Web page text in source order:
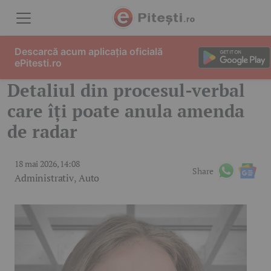
Detaliul din procesul-verbal
care îți poate anula amenda
de radar
18 mai 2026, 14:08
Administrativ,Auto
Share
Descarcă acum aplicația oficială
ePitesti.ro